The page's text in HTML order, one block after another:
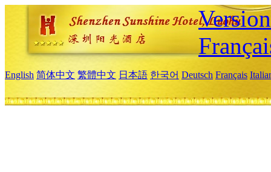
English 简体中文 繁體中文 日本語 한국어 Deutsch Français